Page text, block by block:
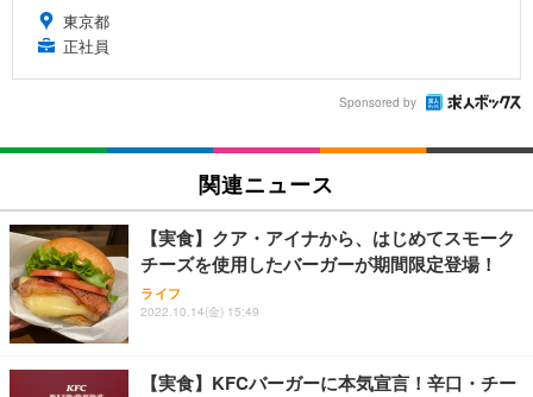
東京都
正社員
Sponsored by
関連ニュース
【実食】クア・アイナから、はじめてスモーク
チーズを使用したバーガーが期間限定登場！
ライフ
2022.10.14(金) 15:49
【実食】KFCバーガーに本気宣言！辛口・チー